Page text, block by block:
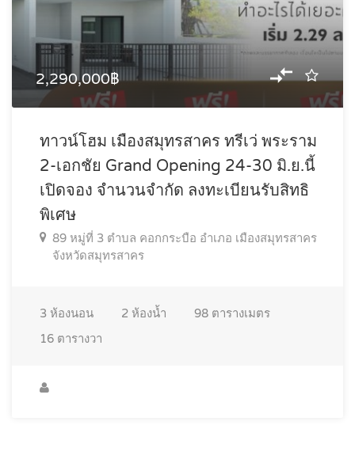
2,290,000฿
ทาวน์โฮม เมืองสมุทรสาคร ทรีเว่ พระราม
2-เอกชัย Grand Opening 24-30 มิ.ย.นี้
เปิดจอง จำนวนจำกัด ลงทะเบียนรับสิทธิ
พิเศษ
89 หมู่ที่ 3 ตำบล คอกกระบือ อำเภอ เมืองสมุทรสาคร
จังหวัดสมุทรสาคร
3 ห้องนอน 2 ห้องน้ำ 98 ตารางเมตร
16 ตารางวา